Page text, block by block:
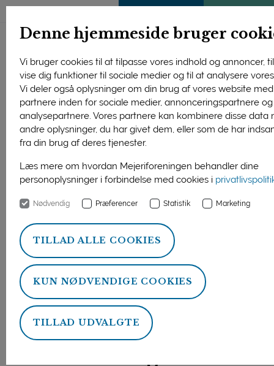
Denne hjemmeside bruger
Vi bruger cookies til at tilpasse vores indhold og annoncer,
vise dig funktioner til sociale medier og til at analysere
Vi deler også oplysninger om din brug af vores website
partnere inden for sociale medier, annonceringspartnere og
analysepartnere. Vores partnere kan kombinere disse data
andre oplysninger, du har givet dem, eller som de har
fra din brug af deres tjenester.
Læs mere om hvordan Mejeriforeningen behandler dine
personoplysninger i forbindelse med cookies i
Nødvendig Præferencer Statistik Marketing
TILLAD ALLE COOKIES
KUN NØDVENDIGE COOKIES
TILLAD UDVALGTE
publikum i Mellemøsten er grundlaget for Mejeriforeningens
fremstød for økologiske mejeriprodukter i regionen. Foto: Arla
Forside
Nyheder
Dansk økologi kommer på de bonede gulve i Saudi-Arabien
28. oktober 2021